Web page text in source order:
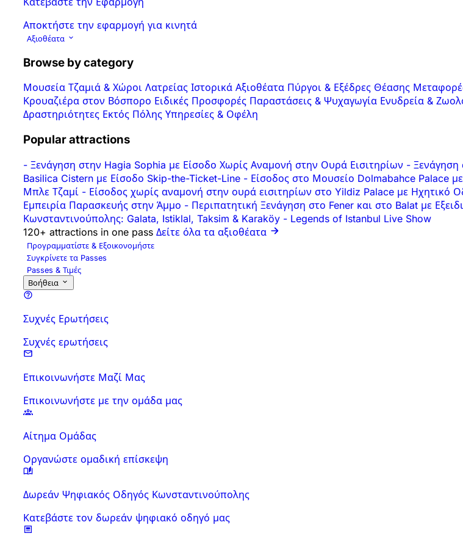
Αποκτήστε την εφαρμογή για κινητά
Αξιοθέατα
Browse by category
Μουσεία Τζαμιά & Χώροι Λατρείας Ιστορικά Αξιοθέατα Πύργοι & Εξέδρες Θέασης
Κρουαζιέρα στον Βόσπορο Ειδικές Προσφορές Παραστάσεις & Ψυχαγωγία Ενυδρεία &
Δραστηριότητες Εκτός Πόλης Υπηρεσίες & Οφέλη
Popular attractions
- Ξενάγηση στην Hagia Sophia με Είσοδο Χωρίς Αναμονή στην Ουρά Εισιτηρίων - Ξενάγηση
Basilica Cistern με Είσοδο Skip-the-Ticket-Line - Είσοδος στο Μουσείο Dolmabahce Palace
Μπλε Τζαμί - Είσοδος χωρίς αναμονή στην ουρά εισιτηρίων στο Yildiz Palace με Ηχητικό
Εμπειρία Παρασκευής στην Άμμο - Περιπατητική Ξενάγηση στο Fener και στο Balat με
Κωνσταντινούπολης: Galata, Istiklal, Taksim & Karaköy - Legends of Istanbul Live Show
120+ attractions in one pass Δείτε όλα τα αξιοθέατα
Προγραμματίστε & Εξοικονομήστε
Συγκρίνετε τα Passes
Passes & Τιμές
Βοήθεια
Συχνές Ερωτήσεις
Συχνές ερωτήσεις
Επικοινωνήστε Μαζί Μας
Επικοινωνήστε με την ομάδα μας
Αίτημα Ομάδας
Οργανώστε ομαδική επίσκεψη
Δωρεάν Ψηφιακός Οδηγός Κωνσταντινούπολης
Κατεβάστε τον δωρεάν ψηφιακό οδηγό μας